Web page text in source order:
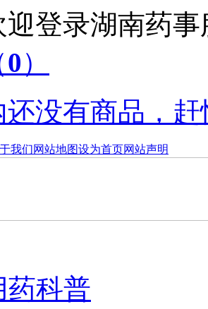
迎登录湖南药
0）
还没有商品，
我们网站地图设为首页网站声明
药科普